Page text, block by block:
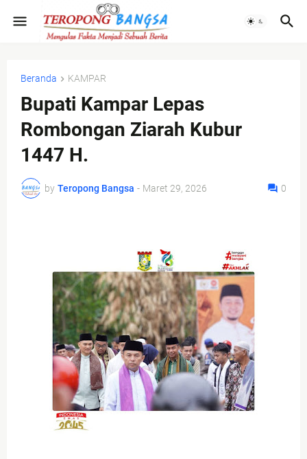
Beranda KAMPAR
Bupati Kampar Lepas
Rombongan Ziarah Kubur
1447 H.
by Teropong Bangsa - Maret 29, 2026 0